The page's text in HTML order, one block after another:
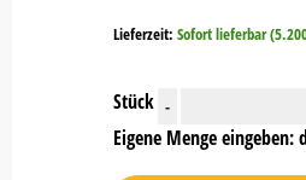
Lieferzeit: Sofort lieferbar
Stück -
Eigene Menge eingeben: